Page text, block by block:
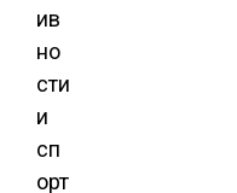
ив
но
сти
и
сп
орт